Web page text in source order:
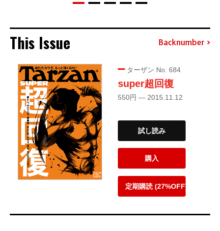
This Issue Backnumber
ターザン No. 684
super超回復
550円 — 2015.11.12
試し読み
購入
定期購読 (27%OFF)